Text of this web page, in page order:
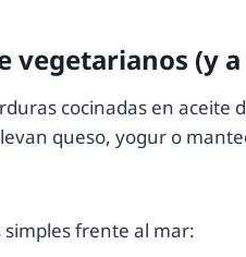
vegetarianos (y
cocinadas en aceite
queso, yogur o
frente al mar: